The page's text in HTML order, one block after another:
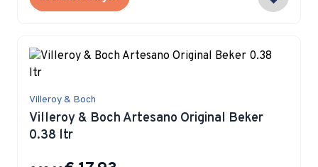
Villeroy & Boch
Villeroy & Boch Artesano Original Beker
0.38 ltr
Special Price